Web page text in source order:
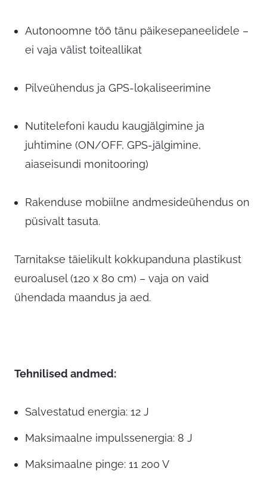
Autonoomne töö tänu päikesepaneelidele –
ei vaja välist toiteallikat
Pilveühendus ja GPS-lokaliseerimine
Nutitelefoni kaudu kaugjälgimine ja
juhtimine (ON/OFF, GPS-jälgimine,
aiaseisundi monitooring)
Rakenduse mobiilne andmesideühendus on
püsivalt tasuta.
Tarnitakse täielikult kokkupanduna plastikust
euroalusel (120 x 80 cm) – vaja on vaid
ühendada maandus ja aed.
Tehnilised andmed:
Salvestatud energia: 12 J
Maksimaalne impulssenergia: 8 J
Maksimaalne pinge: 11 200 V